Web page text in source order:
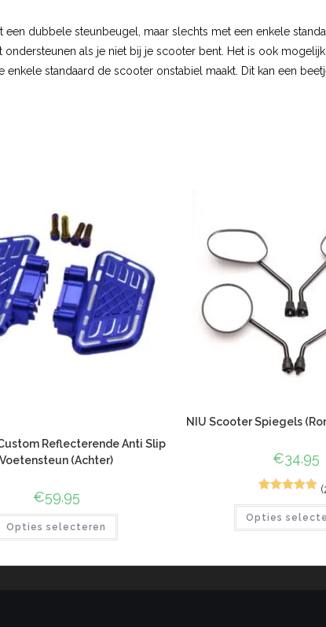
dubbele steunbeugel, maar slechts met een enkele
als je niet bij je scooter bent. Het is ook
standaard de scooter onstabiel maakt. Dit kan een
Reflecterende Anti Slip
Voetensteun (Achter)
€59.95
Opties selecteren
NIU Scooter Spiegels
€34.95
5.00op 5
waarderinge
Opties